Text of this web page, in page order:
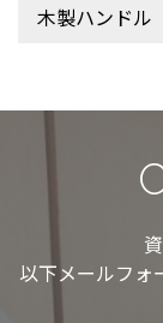
木製ハンドル
以下メールフォ